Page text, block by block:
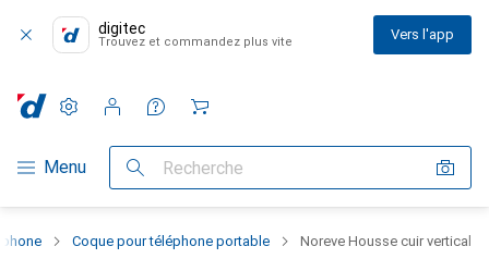
digitec
Trouvez et commandez plus vite Vers l'app
Navigation par catégorie
Menu Recherche
Paramètres
Compte client
Listes de comparaison
Listes d'envies
Panier
Coque pour téléphone portable Noreve Housse cuir vertical